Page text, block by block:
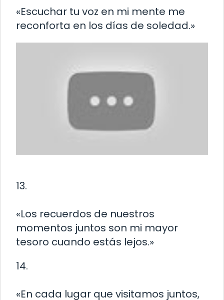
«Escuchar tu voz en mi mente me
reconforta en los días de soledad.»
13.
«Los recuerdos de nuestros
momentos juntos son mi mayor
tesoro cuando estás lejos.»
14.
«En cada lugar que visitamos juntos,